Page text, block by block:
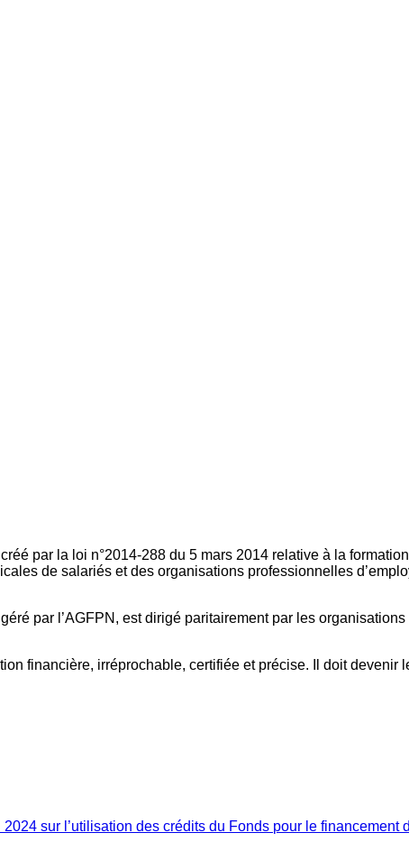
par la loi n°2014-288 du 5 mars 2014 relative à la
de salariés et des organisations professionnelles
par l’AGFPN, est dirigé paritairement par les
financière, irréprochable, certifiée et précise. Il doit
sur l’utilisation des crédits du Fonds pour le financement